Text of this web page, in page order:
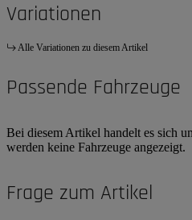
Variationen
Alle Variationen zu diesem Artikel
Passende Fahrzeuge
Bei diesem Artikel handelt es sich
werden keine Fahrzeuge angezeigt.
Frage zum Artikel